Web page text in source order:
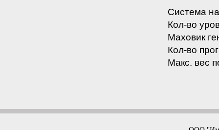
Система
Кол-во
Маховик
Кол-во
Макс. вес